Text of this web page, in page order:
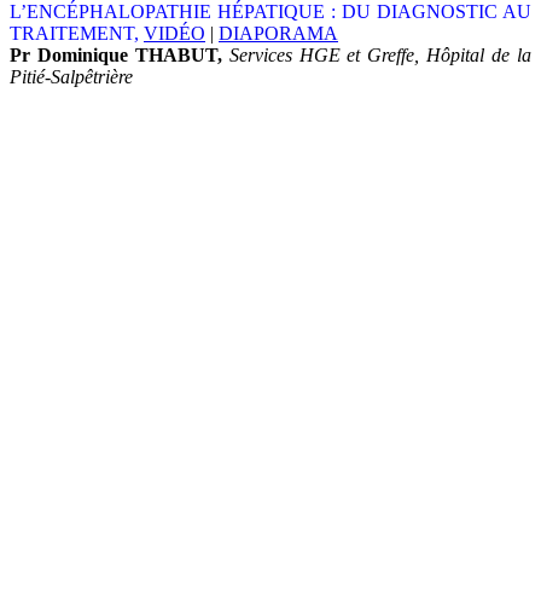
L’ENCÉPHALOPATHIE HÉPATIQUE : DU DIAGNOSTIC AU
TRAITEMENT, VIDÉO | DIAPORAMA
Pr Dominique THABUT, Services HGE et Greffe, Hôpital de la
Pitié-Salpêtrière